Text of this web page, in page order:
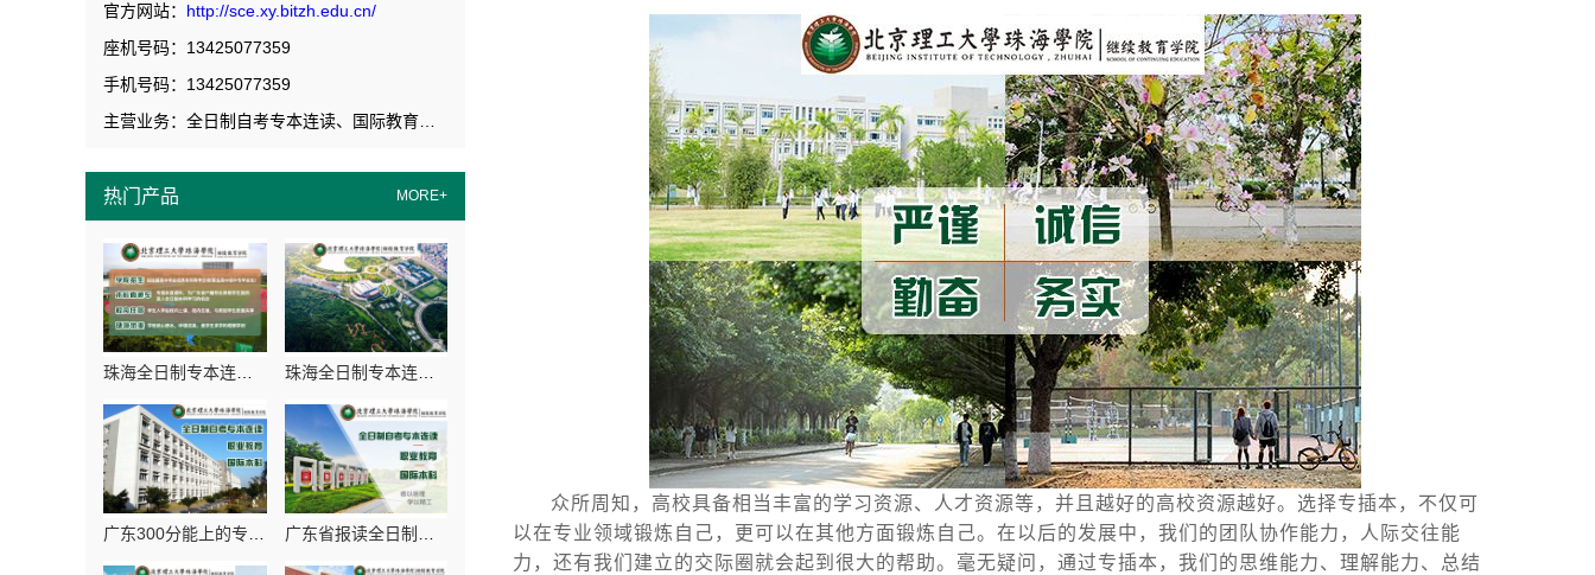
官方网站： http://sce.xy.bitzh.edu.cn/
座机号码：13425077359
手机号码：13425077359
热门产品 MORE+
珠海全日制专本连读院校报考-北京理工大学珠海学院继续教育学院
众所周知，高校具备相当丰富的学习资源、人才资源等，并且越好的高校资源越好。选择专插本，不仅可
以在专业领域锻炼自己，更可以在其他方面锻炼自己。在以后的发展中，我们的团队协作能力，人际交往能
力，还有我们建立的交际圈就会起到很大的帮助。毫无疑问，通过专插本，我们的思维能力、理解能力、总结